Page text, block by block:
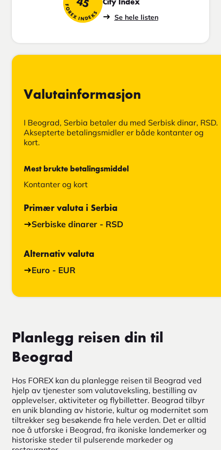
45
FOREX INDEKS City Index
Se hele listen
Valutainformasjon
I Beograd, Serbia betaler du med Serbisk dinar, RSD.
Aksepterte betalingsmidler er både kontanter og
kort.
Mest brukte betalingsmiddel
Kontanter og kort
Primær valuta i Serbia
Serbiske dinarer - RSD
Alternativ valuta
Euro - EUR
Planlegg reisen din til
Beograd
Hos FOREX kan du planlegge reisen til Beograd ved
hjelp av tjenester som valutaveksling, bestilling av
opplevelser, aktiviteter og flybilletter. Beograd tilbyr
en unik blanding av historie, kultur og modernitet som
tiltrekker seg besøkende fra hele verden. Det er alltid
noe å utforske i Beograd, fra ikoniske landemerker og
historiske steder til pulserende markeder og